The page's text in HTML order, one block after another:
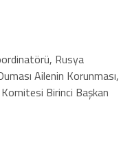
Rusya
Ailenin Korunması,
Komitesi Birinci Başkan